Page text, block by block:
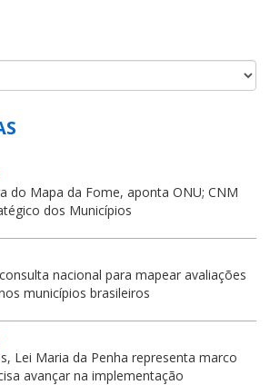
do Mapa da Fome, aponta ONU; CNM
dos Municípios
nacional para mapear avaliações
municípios brasileiros
Lei Maria da Penha representa marco
avançar na implementação